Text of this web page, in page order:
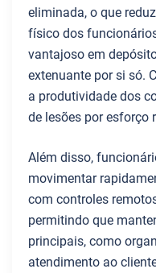
eliminada, o que
físico dos
vantajoso em
extenuante por si só.
a produtividade dos
de lesões por esforço
Além disso,
movimentar
com controles
permitindo que
principais, como
atendimento ao